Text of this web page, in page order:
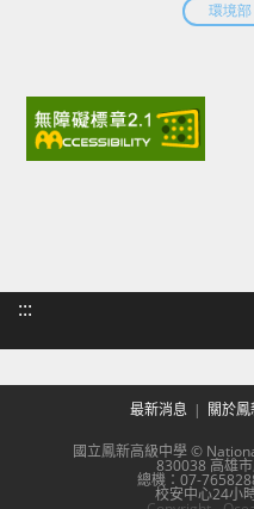
:::
最新消息 關於鳳
國立鳳新高級中學 ©
830038 高雄
總機：07-
校安中心24小